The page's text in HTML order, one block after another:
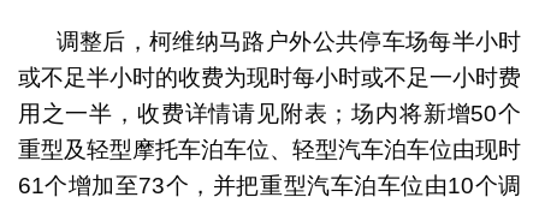
调整后，柯维纳马路户外公共停车场每半小时
或不足半小时的收费为现时每小时或不足一小时费
用之一半，收费详情请见附表；场内将新增50个
重型及轻型摩托车泊车位、轻型汽车泊车位由现时
61个增加至73个，并把重型汽车泊车位由10个调